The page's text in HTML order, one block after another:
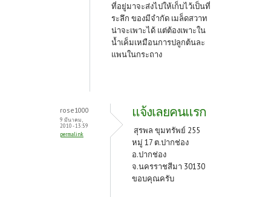
ที่อยู่มาจะส่งไปให้เก็บไว้เป็นที่
ระลึก ของมีจำกัด เมล็ดสวาท
น่าจะเพาะได้ แต่ต้องเพาะใน
น้ำเค็มเหมือนการปลูกต้นละ
แพนในกระถาง
rose1000
9 มีนาคม,
2010 - 13:59
permalink
แจ้งเลยคนแรก
สุรพล ขุมทรัพย์ 255
หมู่ 17 ต.ปากช่อง
อ.ปากช่อง
จ.นครราชสีมา 30130
ขอบคุณครับ